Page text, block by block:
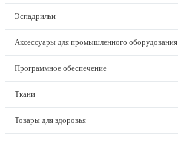
Эспадрильи
Аксессуары для промышленного оборудования
Программное обеспечение
Ткани
Товары для здоровья